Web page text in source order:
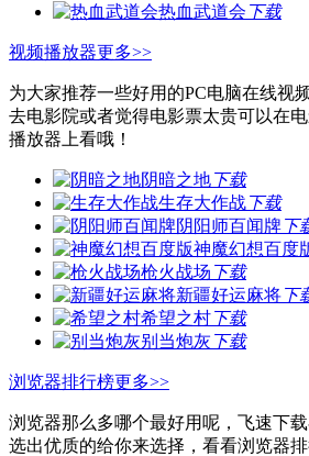
热血武道会 下载
视频播放器更多>>
为大家推荐一些好用的PC电脑在线视
去电影院或者觉得电影票太贵可以在
播放器上看哦！
阴暗之地下载
生存大作战下载
阴阳师百闻牌下
神魔幻想百度
枪火战场 下载
新疆好运麻将下
希望之村下载
别当炮灰 下载
浏览器排行榜更多>>
浏览器那么多哪个最好用呢，飞速下
选出优质的给你来选择，看看浏览器